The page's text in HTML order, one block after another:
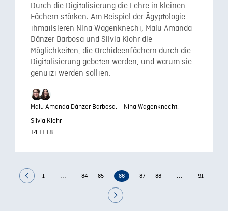
Durch die Digitalisierung die Lehre in kleinen
Fächern stärken. Am Beispiel der Ägyptologie
thmatisieren Nina Wagenknecht, Malu Amanda
Dänzer Barbosa und Silvia Klohr die
Möglichkeiten, die Orchideenfächern durch die
Digitalisierung gebeten werden, und warum sie
genutzt werden sollten.
Malu Amanda Dänzer Barbosa,
Nina Wagenknecht,
Silvia Klohr
14.11.18
1 ... 84 85 86 87 88 ... 91